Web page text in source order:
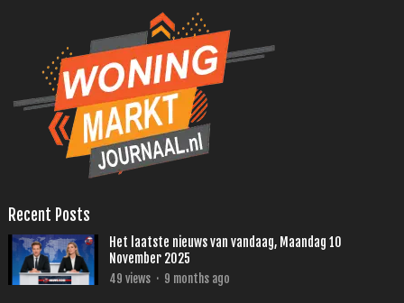
Recent Posts
Het laatste nieuws van vandaag, Maandag 10
November 2025
49 views · 9 months ago